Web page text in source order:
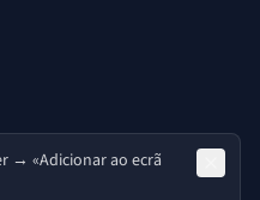
→ «Adicionar ao ecrã